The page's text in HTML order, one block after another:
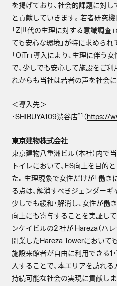
を掲げており、社会的課題に対
と貢献していきます。若者研究
「Z世代の生理に対する意識調査
ても安心な環境」が特に求められ
「OiTr」導入により、生理に伴う
で、少しでも安心して施設をご
れからも当社は若者の声を社会
＜導入先＞
・SHIBUYA109渋谷店*1 （https://
東京建物株式会社
東京建物八重洲ビル（本社）内で
トイレにおいて、ES向上を目的
た。生理現象で女性だけが「働き
る点は、解消すべきジェンダー
少しでも緩和・解消し、女性が働
向上にも寄与することを実証して
ンケイビルの2 社が Hareza（ハ
開業したHareza Towerにおいて
施設来館者が自由に利用できる1
入することで、本エリアを訪れ
持続可能な社会の実現に貢献しま